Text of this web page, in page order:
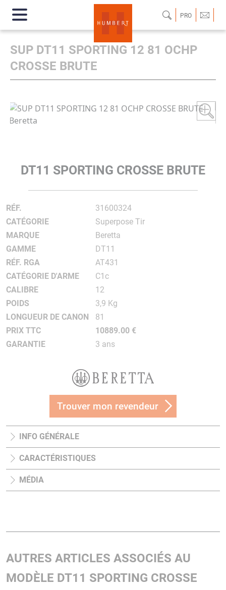
PRO
SUP DT11 SPORTING 12 81 OCHP
CROSSE BRUTE
DT11 SPORTING CROSSE BRUTE
RÉF.
31600324
CATÉGORIE
Superpose Tir
MARQUE
Beretta
GAMME
DT11
RÉF. RGA
AT431
CATÉGORIE D'ARME
C1c
CALIBRE
12
POIDS
3,9 Kg
LONGUEUR DE CANON
81
PRIX TTC
10889.00 €
GARANTIE
3 ans
Trouver mon revendeur
INFO GÉNÉRALE
CARACTÉRISTIQUES
MÉDIA
AUTRES ARTICLES ASSOCIÉS AU
MODÈLE DT11 SPORTING CROSSE